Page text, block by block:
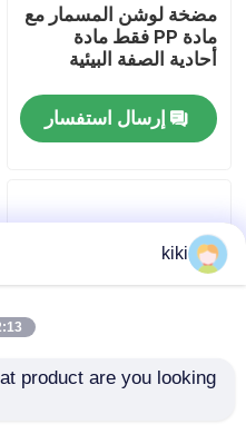
منتجات
مضخة لوشن المسمار مع
مادة PP فقط مادة
أحادية الصفة البيئية
إرسال استفسار
kiki
PM
product are you looking